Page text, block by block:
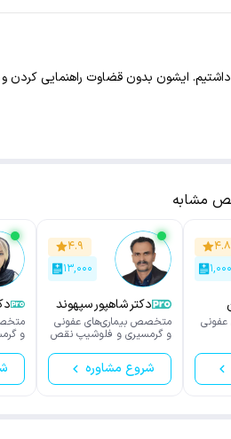
ایشون بدون قضاوت راهنمایی کردن و
مشابه
۴.۸
۱,۰۰۰
۴.۹
۱۳,۰۰۰
دکتر شاهپور سپهوند
متخصص بیماری‌های عفونی
و گرمسیری و فلوشیپ نقص
شروع مشاوره
و